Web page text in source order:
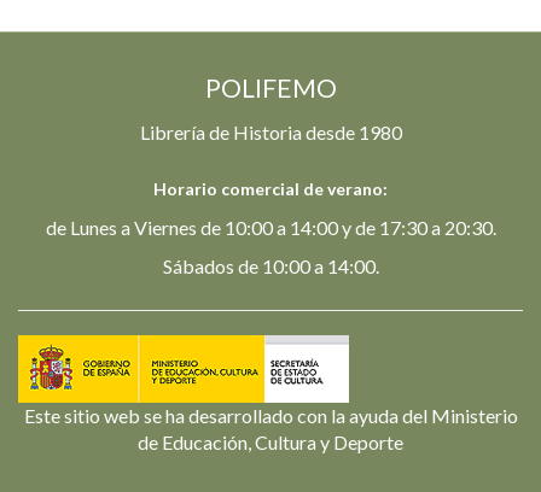
POLIFEMO
Librería de Historia desde 1980
Horario comercial de verano:
de Lunes a Viernes de 10:00 a 14:00 y de 17:30 a 20:30.
Sábados de 10:00 a 14:00.
Este sitio web se ha desarrollado con la ayuda del Ministerio
de Educación, Cultura y Deporte